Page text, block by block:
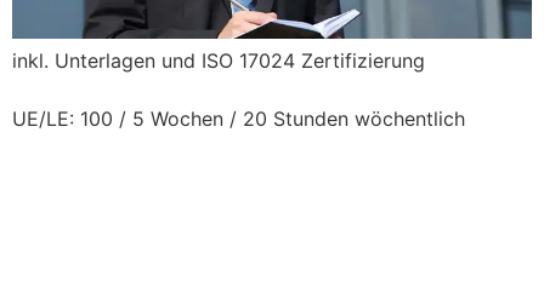
inkl. Unterlagen und ISO 17024 Zertifizierung
UE/LE: 100 / 5 Wochen / 20 Stunden wöchentlich